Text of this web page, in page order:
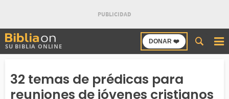
SU BIBLIA ONLINE
DONAR ❤️
Buscar
en
32 temas de prédicas para
reuniones de jóvenes cristianos